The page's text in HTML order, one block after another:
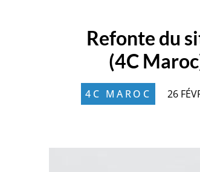
Refonte du
(4C
4C MAROC 26